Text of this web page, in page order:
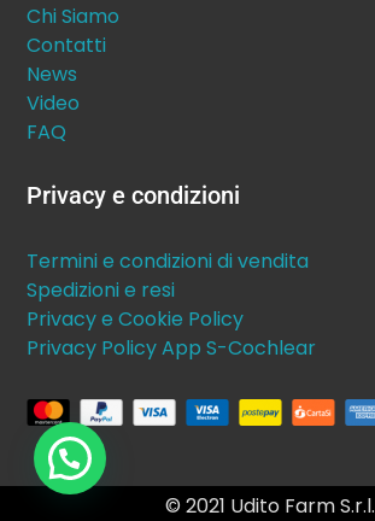
Chi Siamo
Contatti
News
Video
FAQ
Privacy e condizioni
Termini e condizioni di vendita
Spedizioni e resi
Privacy e Cookie Policy
Privacy Policy App S-Cochlear
© 2021 Udito Farm S.r.l.